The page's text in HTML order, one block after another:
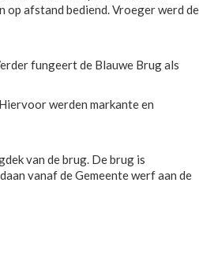
afstand bediend. Vroeger werd de
fungeert de Blauwe Brug als
werden markante en
van de brug. De brug is
vanaf de Gemeente werf aan de